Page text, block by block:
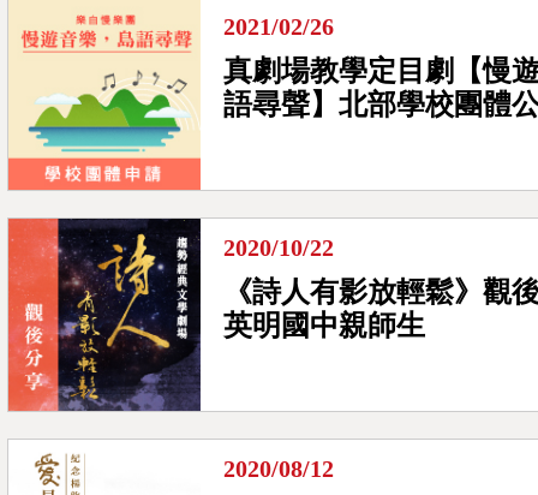
已加入購物書包
繼續購物 結帳付款
您確認要
確定取消
2021/02/26
真劇場教學定目劇【慢
語尋聲】北部學校團體
2020/10/22
《詩人有影放輕鬆》觀
英明國中親師生
2020/08/12